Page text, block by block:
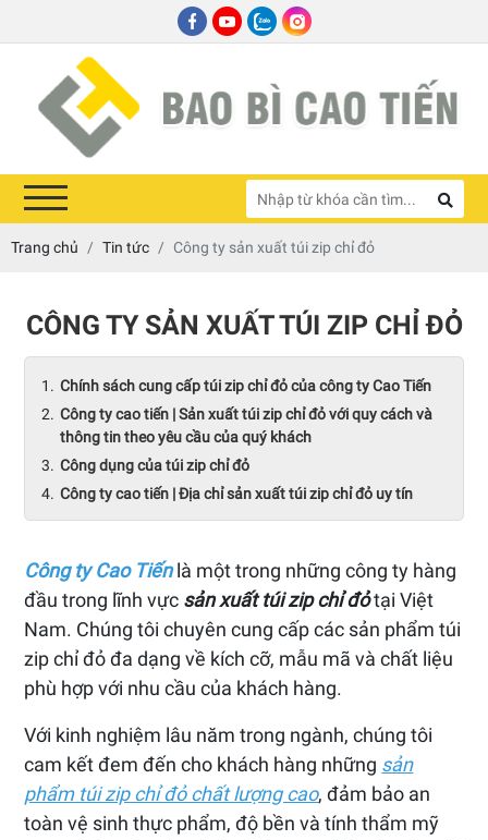
Trang chủ Tin tức Công ty sản xuất túi zip chỉ đỏ
CÔNG TY SẢN XUẤT TÚI ZIP CHỈ ĐỎ
Chính sách cung cấp túi zip chỉ đỏ của công ty Cao Tiến
Công ty cao tiến | Sản xuất túi zip chỉ đỏ với quy cách và
thông tin theo yêu cầu của quý khách
Công dụng của túi zip chỉ đỏ
Công ty cao tiến | Địa chỉ sản xuất túi zip chỉ đỏ uy tín
Công ty Cao Tiếnlà một trong những công ty hàng
đầu trong lĩnh vực sản xuất túi zip chỉ đỏtại Việt
Nam. Chúng tôi chuyên cung cấp các sản phẩm túi
zip chỉ đỏ đa dạng về kích cỡ, mẫu mã và chất liệu
phù hợp với nhu cầu của khách hàng.
Với kinh nghiệm lâu năm trong ngành, chúng tôi
cam kết đem đến cho khách hàng những sản
phẩm túi zip chỉ đỏ chất lượng cao, đảm bảo an
toàn vệ sinh thực phẩm, độ bền và tính thẩm mỹ